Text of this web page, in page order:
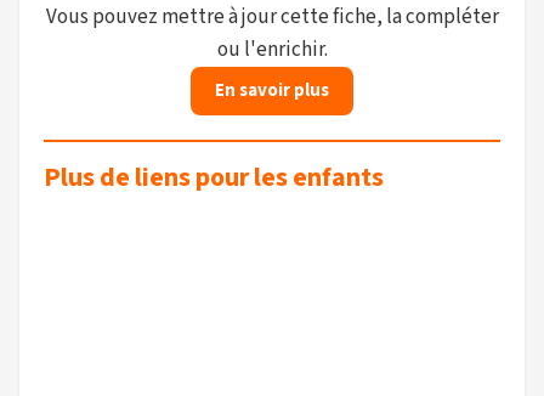
Vous pouvez mettre à jour cette fiche, la compléter
ou l'enrichir.
En savoir plus
Plus de liens pour les enfants